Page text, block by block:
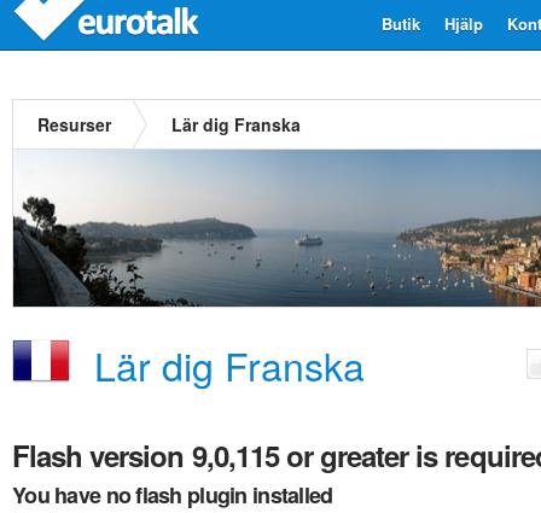
Hjälp
Butik
Resurser Lär dig Franska
Lär dig Franska
Flash version 9,0,115 or greater is
You have no flash plugin installed